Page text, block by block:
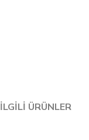
İLGILI ÜRÜNLER